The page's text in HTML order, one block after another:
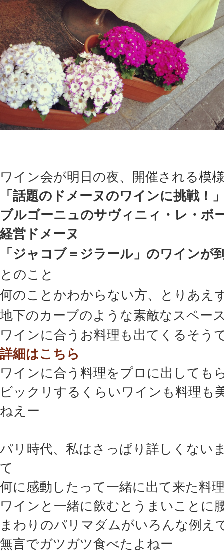
ワイン会が明日の夜、開催される模
「話題のドメーヌのワインに挑戦！
ブルゴーニュのサヴィニィ・レ・ボ
経営ドメーヌ
「ジャコブ＝ジラール」のワインが
とのこと
何のことかわからない方、とりあえ
地下のカーブのような素敵なスペー
ワインに合うお料理も出てくるそう
詳細はこちら
ワインに合う料理をプロに出しても
ビックリするくらいワインも料理も
ねえー
パリ時代、私はさっぱり詳しくない
て
何に感動したって一緒に出て来た料
ワインと一緒に飲むとうまいことに
まわりのパリマダムがいろんな例え
無言でガツガツ食べたよねー